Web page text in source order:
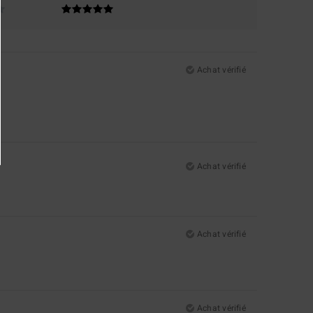
Achat vérifié
Achat vérifié
Achat vérifié
Achat vérifié